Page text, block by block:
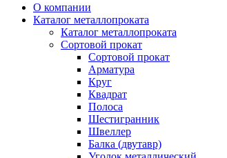
О компании
Каталог металлопроката
Каталог металлопроката
Сортовой прокат
Сортовой прокат
Арматура
Круг
Квадрат
Полоса
Шестигранник
Швеллер
Балка (двутавр)